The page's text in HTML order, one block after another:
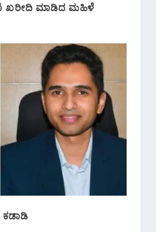
ಖರೀದಿ‌ ಮಾಡಿದ ಮಹಿಳೆ